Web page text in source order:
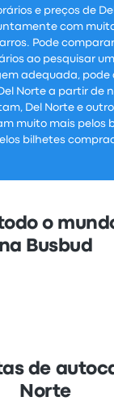
e preços de
com
Pode
ao pesquisar
adequada, pode
Norte a partir de
Del Norte e
muito mais pelos
bilhetes
o
na Busbud
de
Norte